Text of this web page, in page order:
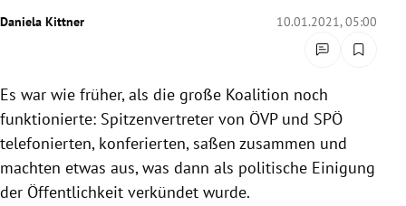
Untermenü
Daniela Kittner 10.01.2021, 05:00
Es war wie früher, als die große Koalition noch
funktionierte: Spitzenvertreter von ÖVP und SPÖ
telefonierten, konferierten, saßen zusammen und
machten etwas aus, was dann als politische Einigung
der Öffentlichkeit verkündet wurde.